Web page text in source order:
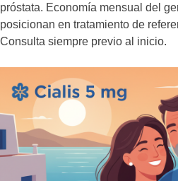
próstata. Economía mensual del
posicionan en tratamiento de
Consulta siempre previo al inicio.